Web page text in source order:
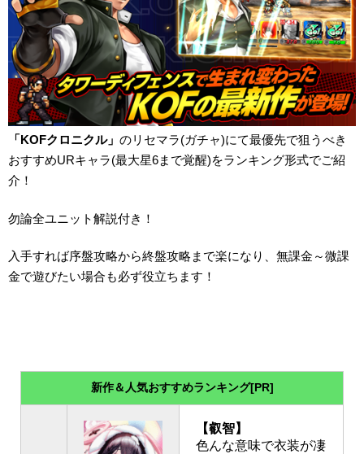
「KOFクロニクル」 のリセマラ(ガチャ)にて最優先で狙うべき
おすすめURキャラ(最大星6まで覚醒)をランキング形式でご紹
介！
勿論全ユニット解説付き！
入手すれば序盤攻略から終盤攻略まで楽になり、無課金～微課
金で遊びたい場合も必ず役立ちます！
新作＆人気おすすめランキング[PR]
【叡智】
色んな意味で衣装が凄